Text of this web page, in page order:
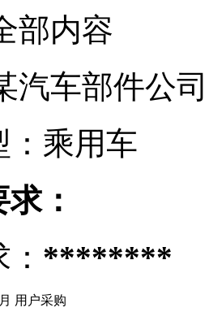
部内容
汽车部件公司
乘用车
：
********
用户采购